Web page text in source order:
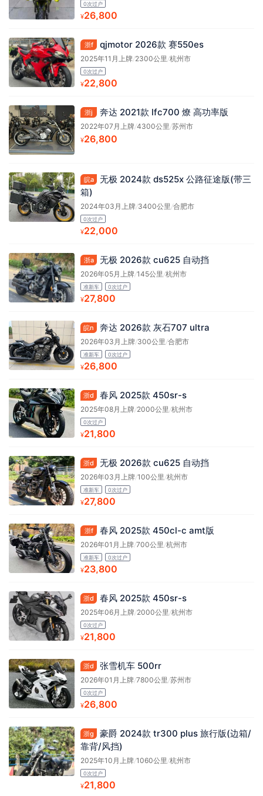
0次过户
¥26,800
浙f qjmotor 2026款 赛550es
2025年11月上牌/2300公里/杭州市
0次过户
¥22,800
浙j 奔达 2021款 lfc700 燎 高功率版
2022年07月上牌/4300公里/苏州市
¥26,800
皖a
无极 2024款 ds525x 公路征途版(带三
箱)
2024年03月上牌/3400公里/合肥市
0次过户
¥22,000
浙a 无极 2026款 cu625 自动挡
2026年05月上牌/145公里/杭州市
准新车 0次过户
¥27,800
皖n 奔达 2026款 灰石707 ultra
2026年03月上牌/300公里/合肥市
准新车 0次过户
¥26,800
浙d 春风 2025款 450sr-s
2025年08月上牌/2000公里/杭州市
0次过户
¥21,800
浙d 无极 2026款 cu625 自动挡
2026年03月上牌/100公里 /杭州市
准新车 0次过户
¥27,800
浙f 春风 2025款 450cl-c amt版
2026年01月上牌/700公里 /杭州市
准新车 0次过户
¥23,800
浙d 春风 2025款 450sr-s
2025年06月上牌/2000公里 /杭州市
0次过户
¥21,800
浙d 张雪机车 500rr
2026年01月上牌/7800公里 /苏州市
0次过户
¥26,800
浙g
豪爵 2024款 tr300 plus 旅行版(边箱/
靠背/风挡)
2025年10月上牌/1060公里 /杭州市
0次过户
¥21,800